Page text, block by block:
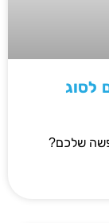
לסוג
שלכם?